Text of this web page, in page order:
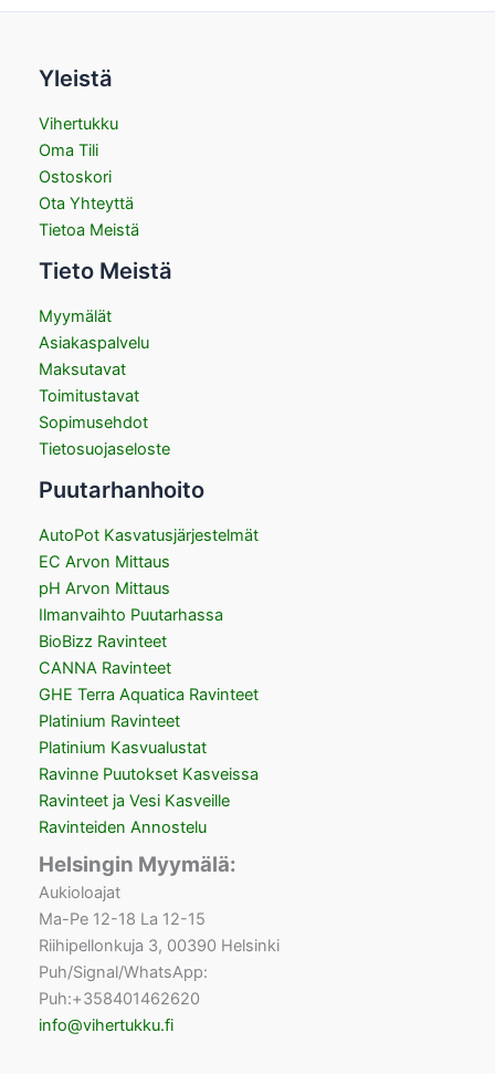
Yleistä
Vihertukku
Oma Tili
Ostoskori
Ota Yhteyttä
Tietoa Meistä
Tieto Meistä
Myymälät
Asiakaspalvelu
Maksutavat
Toimitustavat
Sopimusehdot
Tietosuojaseloste
Puutarhanhoito
AutoPot Kasvatusjärjestelmät
EC Arvon Mittaus
pH Arvon Mittaus
Ilmanvaihto Puutarhassa
BioBizz Ravinteet
CANNA Ravinteet
GHE Terra Aquatica Ravinteet
Platinium Ravinteet
Platinium Kasvualustat
Ravinne Puutokset Kasveissa
Ravinteet ja Vesi Kasveille
Ravinteiden Annostelu
Helsingin Myymälä:
Aukioloajat
Ma-Pe 12-18 La 12-15
Riihipellonkuja 3, 00390 Helsinki
Puh/Signal/WhatsApp:
Puh:+358401462620
info@vihertukku.fi